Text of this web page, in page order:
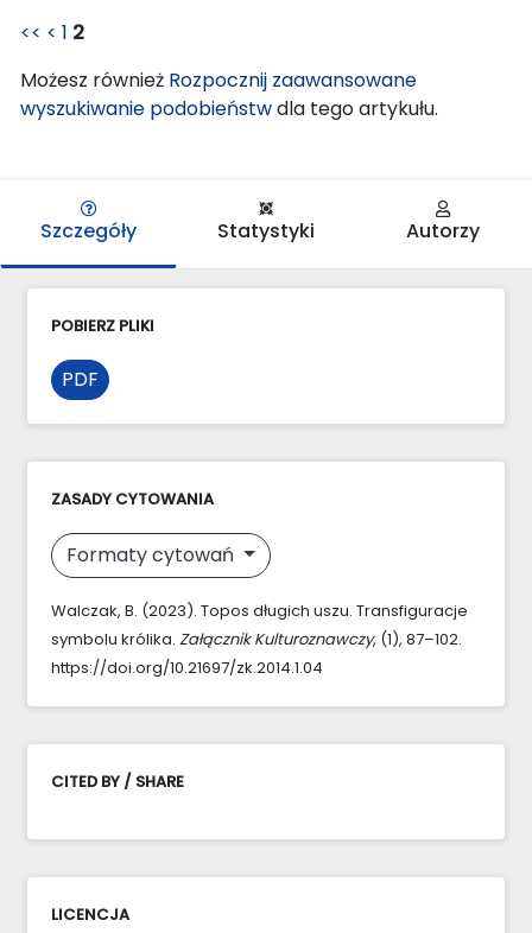
<< < 1 2
Możesz również Rozpocznij zaawansowane
wyszukiwanie podobieństwdla tego artykułu.
Szczegóły Statystyki Autorzy
POBIERZ PLIKI
PDF
ZASADY CYTOWANIA
Formaty cytowań
Walczak, B. (2023). Topos długich uszu. Transfiguracje
symbolu królika. Załącznik Kulturoznawczy, (1), 87–102.
https://doi.org/10.21697/zk.2014.1.04
CITED BY / SHARE
LICENCJA